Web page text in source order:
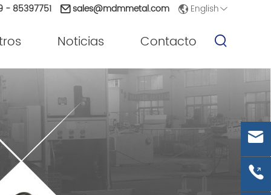
English
sales@mdmmetal.com
85397751
Noticias Contacto